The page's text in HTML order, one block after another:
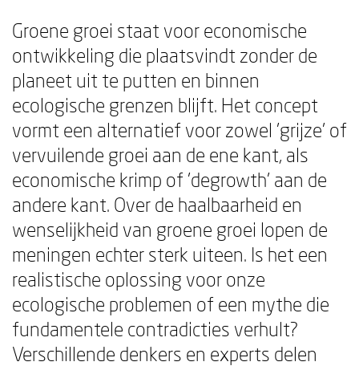
Groene groei staat voor economische
ontwikkeling die plaatsvindt zonder de
planeet uit te putten en binnen
ecologische grenzen blijft. Het concept
vormt een alternatief voor zowel 'grijze' of
vervuilende groei aan de ene kant, als
economische krimp of 'degrowth' aan de
andere kant. Over de haalbaarheid en
wenselijkheid van groene groei lopen de
meningen echter sterk uiteen. Is het een
realistische oplossing voor onze
ecologische problemen of een mythe die
fundamentele contradicties verhult?
Verschillende denkers en experts delen